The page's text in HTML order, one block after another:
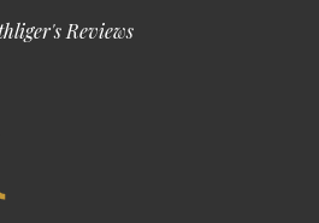
Reviews